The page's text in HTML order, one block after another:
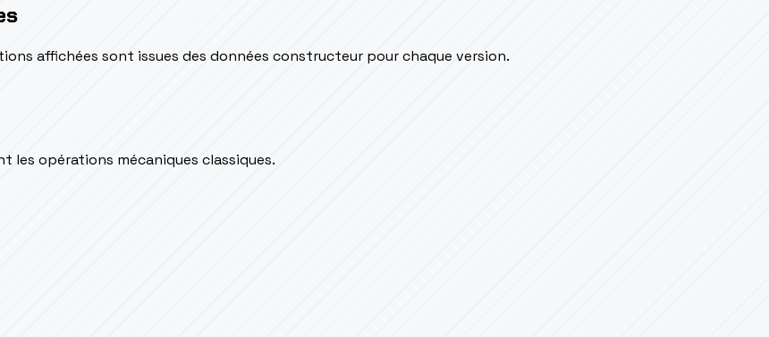
affichées sont issues des données constructeur pour chaque version.
les opérations mécaniques classiques.